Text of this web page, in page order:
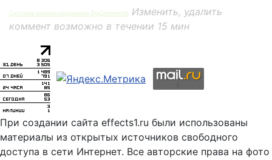
Система комментирования SigComments
Изменить, удалить
коммент возможно в течении 15 мин
При создании сайта effects1.ru были использованы
материалы из открытых источников свободного
доступа в сети Интернет. Все авторские права на фото